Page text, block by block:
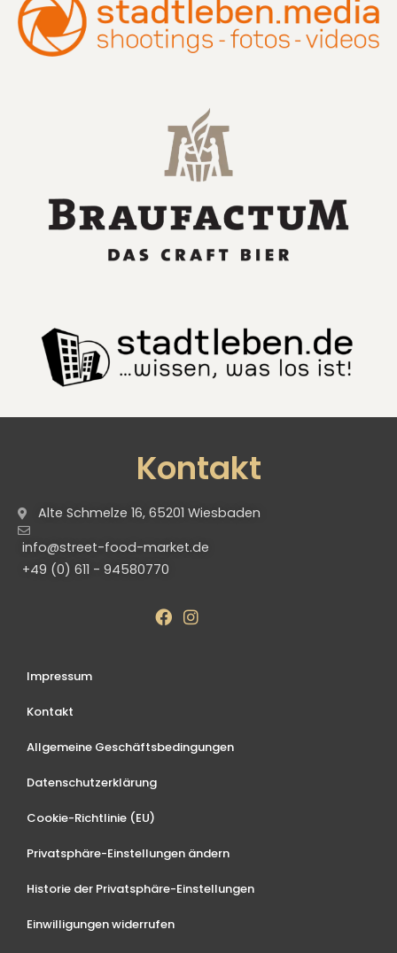
Kontakt
Alte Schmelze 16, 65201 Wiesbaden
info@street-food-market.de
+49 (0) 611 - 94580770
Impressum
Kontakt
Allgemeine Geschäftsbedingungen
Datenschutzerklärung
Cookie-Richtlinie (EU)
Privatsphäre-Einstellungen ändern
Historie der Privatsphäre-Einstellungen
Einwilligungen widerrufen